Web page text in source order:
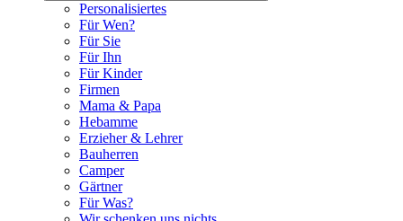
Personalisiertes
Für Wen?
Für Sie
Für Ihn
Für Kinder
Firmen
Mama & Papa
Hebamme
Erzieher & Lehrer
Bauherren
Camper
Gärtner
Für Was?